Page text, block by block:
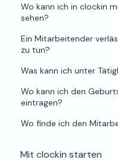
Wo kann ich in clockin
sehen?
Ein Mitarbeitender
zu tun?
Was kann ich unter
Wo kann ich den
eintragen?
Wo finde ich den
Mit clockin starten